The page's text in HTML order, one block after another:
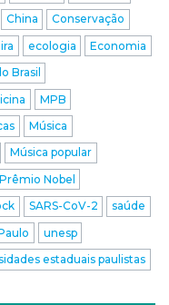
China
Conservação
ecologia
Economia
Brasil
MPB
Música
Música popular
Prêmio Nobel
SARS-CoV-2
saúde
unesp
estaduais paulistas